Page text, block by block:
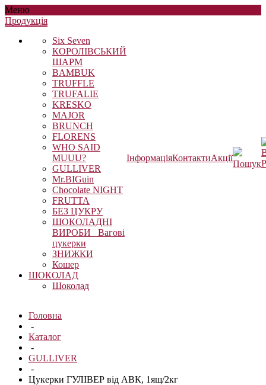
Меню
Продукцiя
Six Seven
КОРОЛІВСЬКИЙ
ШАРМ
BAMBUK
TRUFFLE
TRUFALIE
KRESKO
MAJOR
BRUNCH
FLORENS
WHO SAID
MUUU?
GULLIVER
Mr.BIGuin
Chocolate NIGHT
FRUTTA
БЕЗ ЦУКРУ
ШОКОЛАДНІ
ВИРОБИ_ Вагові
цукерки
ЗНИЖКИ
Кошер
ШОКОЛАД
Шоколад
ІнформаціяКонтактиАкції
Пошук
Головна
-
Каталог
-
GULLIVER
-
Цукерки ГУЛІВЕР від АВК, 1ящ/2кг